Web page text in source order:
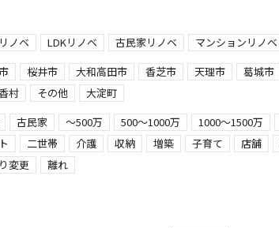
ノベ LDKリノベ 古民家リノベ マンションリノベ
桜井市 大和高田市 香芝市 天理市 葛城市
村
その他 大淀町
古民家 ～500万 500〜1000万 1000～1500万
二世帯 介護 収納 増築 子育て 店舗
変更
離れ